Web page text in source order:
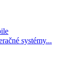
systémy...